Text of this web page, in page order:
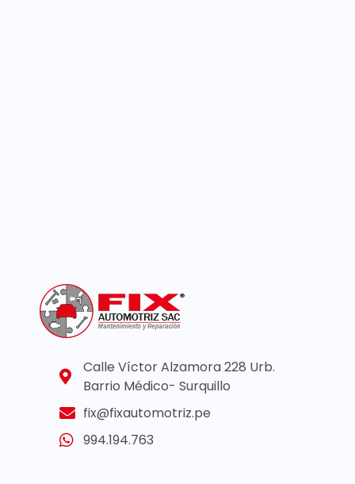
Calle Víctor Alzamora 228 Urb.
Barrio Médico- Surquillo
fix@fixautomotriz.pe
994.194.763